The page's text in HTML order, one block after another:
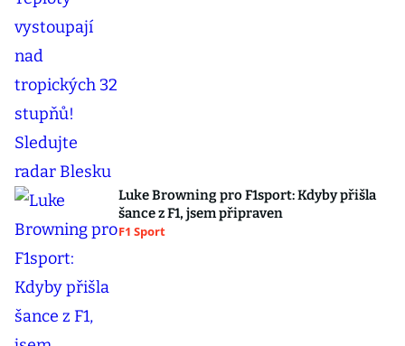
Luke Browning pro F1sport: Kdyby přišla
šance z F1, jsem připraven
F1 Sport